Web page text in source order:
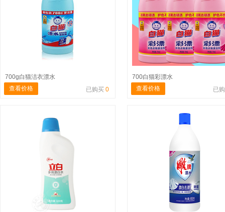
700g白猫洁衣漂水
查看价格
已购买 0
700白猫彩漂水
查看价格
已